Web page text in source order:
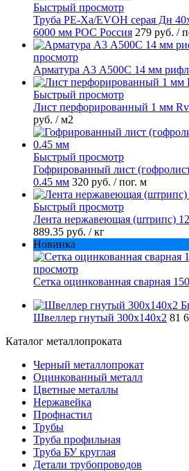
Быстрый просмотр
Труба PE-Xa/EVOH серая Дн
6000 мм РОС Россия 279 руб. /
просмотр
Арматура А3 А500С 14 мм
Быстрый просмотр
Лист перфорированный 1 мм
руб. / м2
Быстрый просмотр
Гофрированный лист
0.45 мм 320 руб. / пог. м
Быстрый просмотр
Лента нержавеющая (штрипс)
889.35 руб. / кг
Новинка
просмотр
Сетка оцинкованная сварная
Швеллер гнутый 300х140х2 81
Каталог металлопроката
Черный металлопрокат
Оцинкованный металл
Цветные металлы
Нержавейка
Профнастил
Трубы
Труба профильная
Труба БУ круглая
Детали трубопроводов